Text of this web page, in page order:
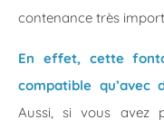
contenance très
En effet, cette
compatible qu’avec
Aussi, si vous avez